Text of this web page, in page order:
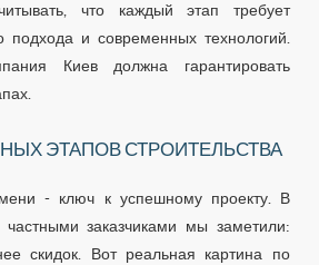
что каждый этап требует
подхода и современных технологий.
Киев должна гарантировать
ЭТАПОВ СТРОИТЕЛЬСТВА
- ключ к успешному проекту. В
частными заказчиками мы заметили:
скидок. Вот реальная картина по